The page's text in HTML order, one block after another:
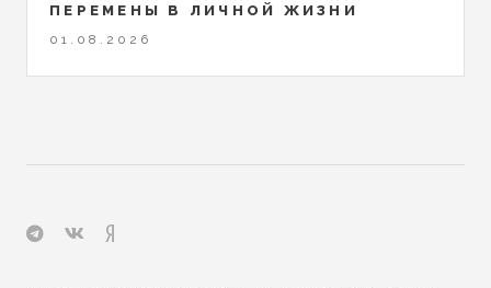
ПЕРЕМЕНЫ В ЛИЧНОЙ ЖИЗНИ
01.08.2026